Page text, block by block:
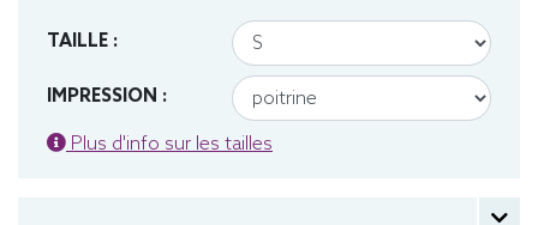
TAILLE :
IMPRESSION :
Plus d'info sur les tailles